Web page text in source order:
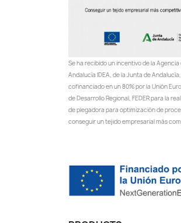
Se ha recibido un incentivo de la
Andalucía IDEA, de la Junta de
cofinanciado en un 80% por la Unión
de Desarrollo Regional, FEDER para la
de plegadora para optimización de
conseguir un tejido empresarial más